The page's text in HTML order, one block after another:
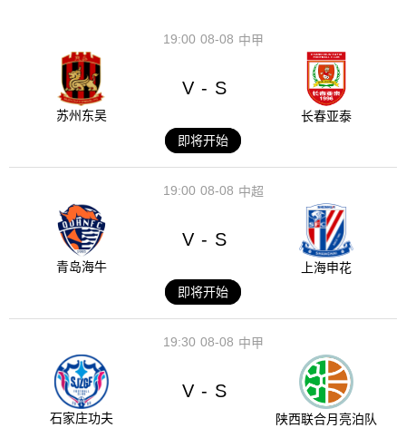
08-08
19:00 中甲
苏州东吴
V - S
长春亚泰
即将开始
08-08
19:00 中超
青岛海牛
V - S
上海申花
即将开始
08-08
19:30 中甲
石家庄功夫
V - S
陕西联合月亮泊队